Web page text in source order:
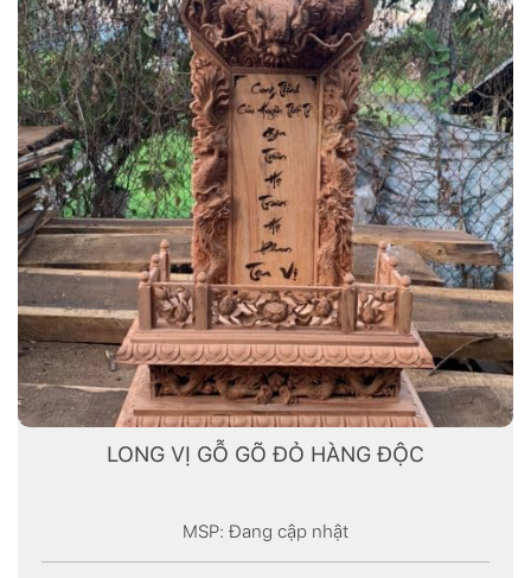
LONG VỊ GỖ GÕ ĐỎ HÀNG ĐỘC
MSP: Đang cập nhật